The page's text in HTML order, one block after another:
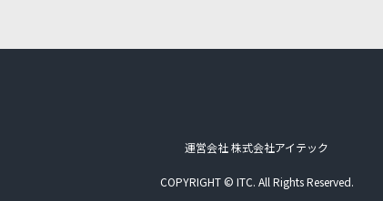
運営会社 株式会社アイテック
COPYRIGHT © ITC. All Rights Reserved.